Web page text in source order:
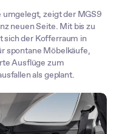
zeigt der MGS9
neuen Seite. Mit bis zu
der Kofferraum in
spontane Möbelkäufe,
Ausflüge zum
als geplant.